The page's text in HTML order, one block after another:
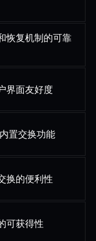
恢复机制的可靠
界面友好度
置交换功能
换的便利性
可获得性